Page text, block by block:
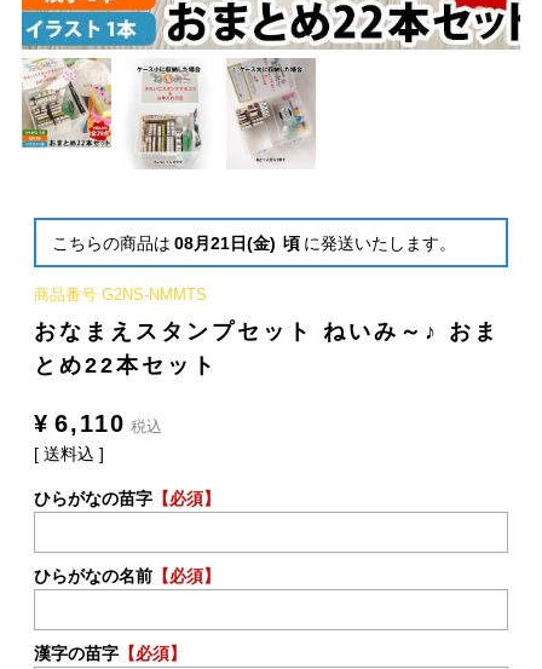
こちらの商品は 08月21日(金) 頃 に発送いたします。
商品番号 G2NS-NMMTS
おなまえスタンプセット ねいみ～♪ おま
とめ22本セット
¥ 6,110 税込
送料込
ひらがなの苗字 【必須】
ひらがなの名前 【必須】
漢字の苗字 【必須】